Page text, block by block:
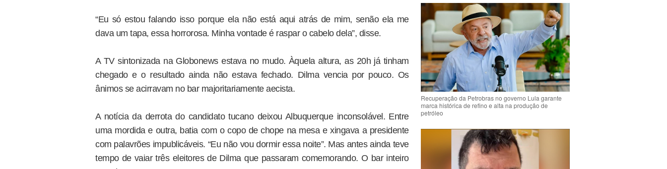
“Eu só estou falando isso porque ela não está aqui atrás de mim, senão ela me
dava um tapa, essa horrorosa. Minha vontade é raspar o cabelo dela”, disse.
A TV sintonizada na Globonews estava no mudo. Àquela altura, as 20h já tinham
chegado e o resultado ainda não estava fechado. Dilma vencia por pouco. Os
ânimos se acirravam no bar majoritariamente aecista.
A notícia da derrota do candidato tucano deixou Albuquerque inconsolável. Entre
uma mordida e outra, batia com o copo de chope na mesa e xingava a presidente
com palavrões impublicáveis. “Eu não vou dormir essa noite”. Mas antes ainda teve
tempo de vaiar três eleitores de Dilma que passaram comemorando. O bar inteiro
Recuperação da Petrobras no governo Lula garante
marca histórica de refino e alta na produção de
petróleo